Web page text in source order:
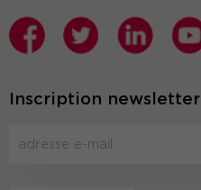
Inscription newsletter